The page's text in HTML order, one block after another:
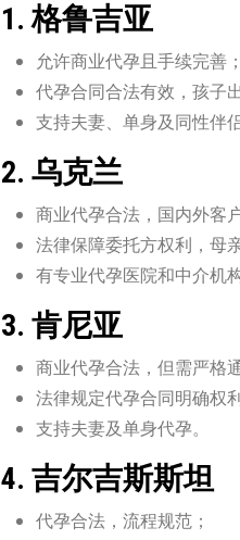
1. 格鲁吉亚
允许商业代孕且手续完善；
代孕合同合法有效，孩子
支持夫妻、单身及同性伴侣
2. 乌克兰
商业代孕合法，国内外客
法律保障委托方权利，母
有专业代孕医院和中介机构
3. 肯尼亚
商业代孕合法，但需严格
法律规定代孕合同明确权
支持夫妻及单身代孕。
4. 吉尔吉斯斯坦
代孕合法，流程规范；